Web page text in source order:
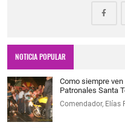
NOTICIA POPULAR
Como siempre
Patronales Santa
Comendador, Elías